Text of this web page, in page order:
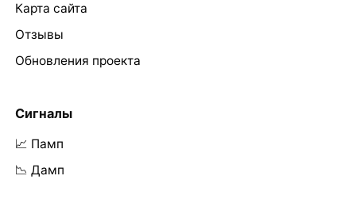
Карта сайта
Отзывы
Обновления проекта
Сигналы
📈 Памп
📉 Дамп